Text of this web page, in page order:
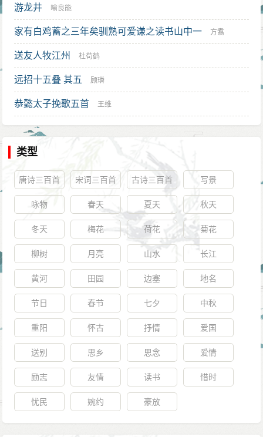
游龙井 喻良能
家有白鸡蓄之三年矣驯熟可爱谦之读书山中一 方翥
送友人牧江州 杜荀鹤
远招十五叠 其五 顾璘
恭懿太子挽歌五首 王维
类型
唐诗三百首 宋词三百首 古诗三百首 写景
咏物 春天 夏天 秋天
冬天 梅花 荷花 菊花
柳树 月亮 山水 长江
黄河 田园 边塞 地名
节日 春节 七夕 中秋
重阳 怀古 抒情 爱国
送别 思乡 思念 爱情
励志 友情 读书 惜时
忧民 婉约 豪放